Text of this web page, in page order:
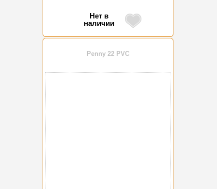
Нет в
наличии
Penny 22 PVC